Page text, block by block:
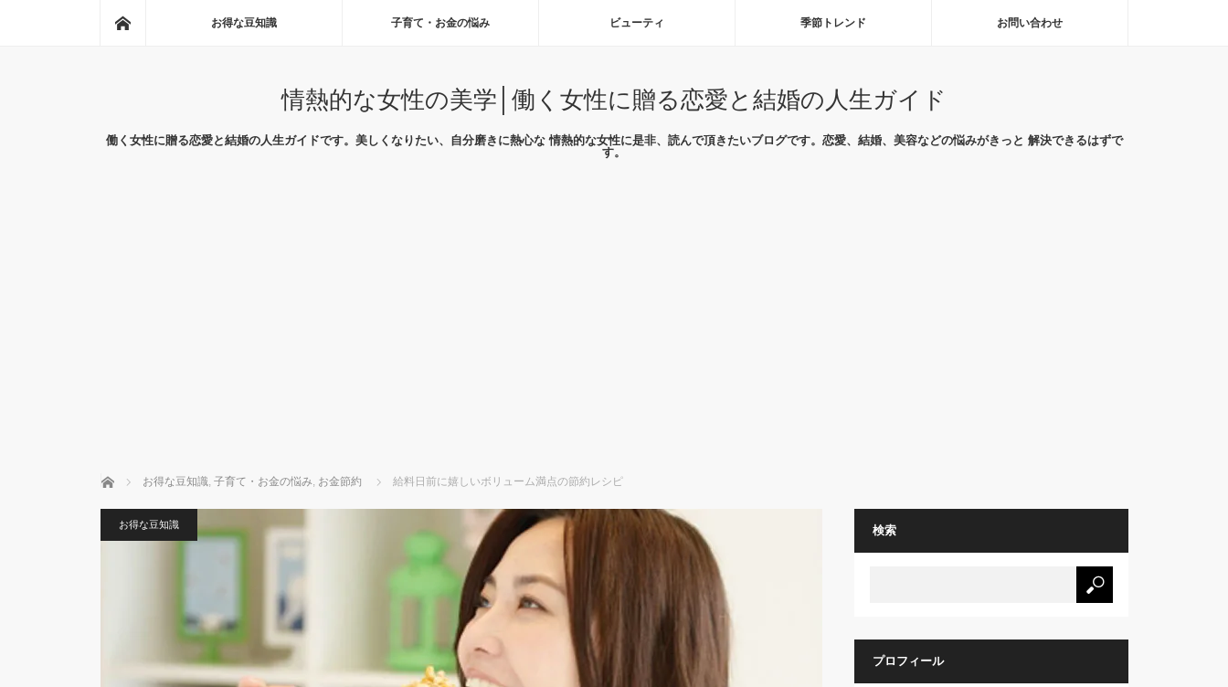
お得な豆知識 子育て・お金の悩み ビューティ 季節トレンド お問い合わせ
情熱的な女性の美学│働く女性に贈る恋愛と結婚の人生ガイド
働く女性に贈る恋愛と結婚の人生ガイドです。美しくなりたい、自分磨きに熱心な 情熱的な女性に是非、読んで頂きたいブログです。恋愛、結婚、美容などの悩みがきっと 解決できるはずで
す。
ホーム お得な豆知識, 子育て・お金の悩み, お金節約 給料日前に嬉しいボリューム満点の節約レシピ
お得な豆知識 検索
プロフィール